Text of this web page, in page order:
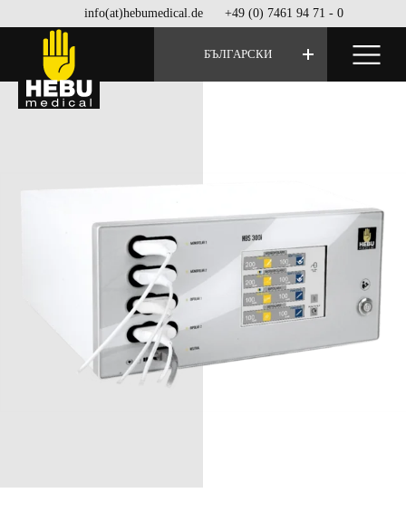
info(at)hebumedical.de +49 (0) 7461 94 71 - 0
БЪЛГАРСКИ